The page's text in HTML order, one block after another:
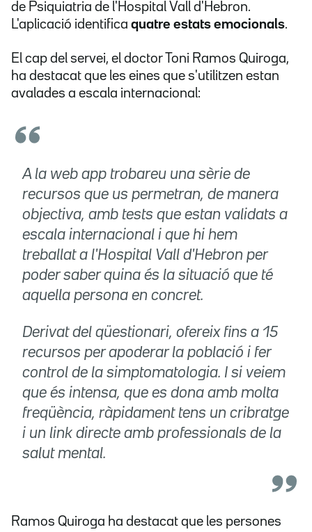
de Psiquiatria de l'Hospital Vall d'Hebron.
L'aplicació identifica quatre estats emocionals.
El cap del servei, el doctor Toni Ramos Quiroga,
ha destacat que les eines que s'utilitzen estan
avalades a escala internacional:
A la web app trobareu una sèrie de
recursos que us permetran, de manera
objectiva, amb tests que estan validats a
escala internacional i que hi hem
treballat a l'Hospital Vall d'Hebron per
poder saber quina és la situació que té
aquella persona en concret.
Derivat del qüestionari, ofereix fins a 15
recursos per apoderar la població i fer
control de la simptomatologia. I si veiem
que és intensa, que es dona amb molta
freqüència, ràpidament tens un cribratge
i un link directe amb professionals de la
salut mental.
Ramos Quiroga ha destacat que les persones